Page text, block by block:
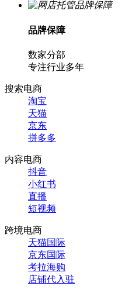
品牌保障
数家分部
专注行业多年
搜索电商
淘宝
天猫
京东
拼多多
内容电商
抖音
小红书
直播
短视频
跨境电商
天猫国际
京东国际
考拉海购
店铺代入驻